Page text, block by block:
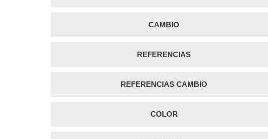
CAMBIO
REFERENCIAS
REFERENCIAS CAMBIO
COLOR